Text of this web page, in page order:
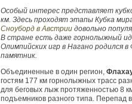
Особый интерес представляет
км. Здесь проходят этапы Кубка
Сноуборд в Австрии довольно
В стране есть даже горнолыжный
Олимпийских игр в Нагано родился
памятник.
Объединенные в один регион,
гостям 177 км горнолыжных трасс
для беговых лыж протяженностью 8
подъемников разного типа. Перепад